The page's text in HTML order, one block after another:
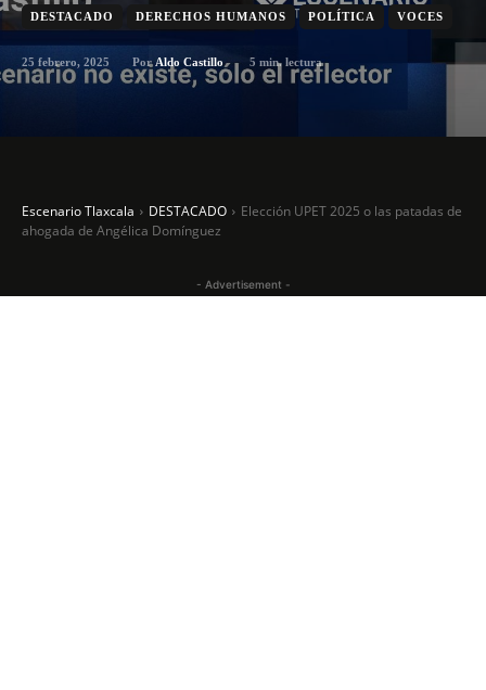
DESTACADO DERECHOS HUMANOS POLÍTICA VOCES
25 febrero, 2025 Por Aldo Castillo 5 min. lectura
Escenario Tlaxcala DESTACADO
Elección UPET 2025 o las patadas de
ahogada de Angélica Domínguez
- Advertisement -